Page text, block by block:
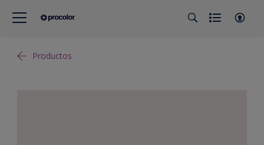
Productos